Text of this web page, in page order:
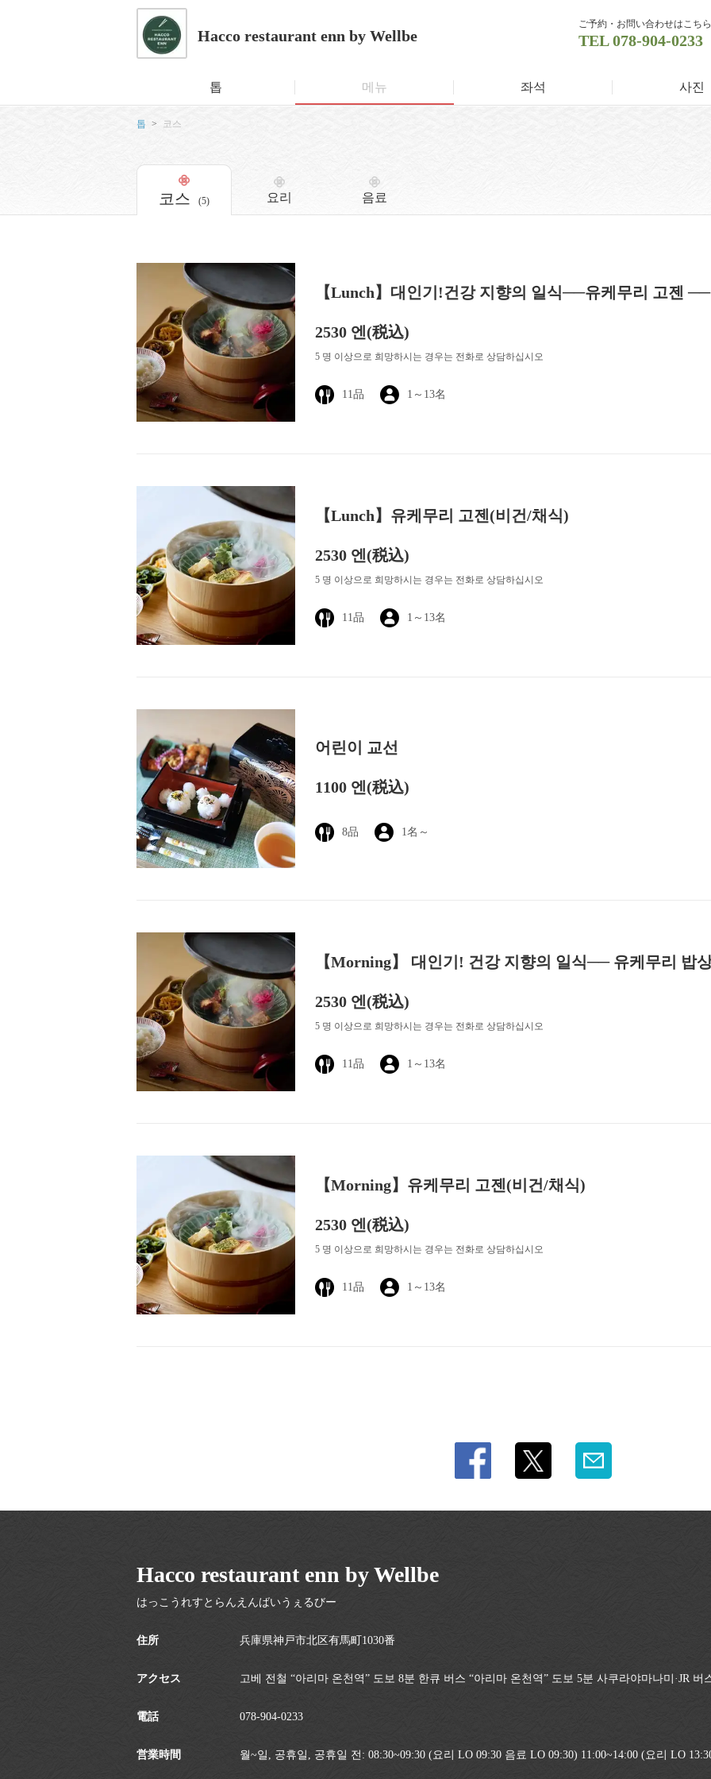
Hacco restaurant enn by Wellbe
ご予約・お問い合わせはこちら
TEL078-904-0233
톱 메뉴 좌석 사진
톱 코스
코스 (5) 요리 음료
【Lunch】대인기!건강 지향의 일식──유케무리 고젠 ──
2530 엔(税込)
5 명 이상으로 희망하시는 경우는 전화로 상담하십시오
11品 1～13名
【Lunch】유케무리 고젠(비건/채식)
2530 엔(税込)
5 명 이상으로 희망하시는 경우는 전화로 상담하십시오
11品 1～13名
어린이 교선
1100 엔 (税込)
8品 1名～
【Morning】 대인기! 건강 지향의 일식── 유케무리 밥
2530 엔(税込)
5 명 이상으로 희망하시는 경우는 전화로 상담하십시오
11品 1～13名
【Morning】유케무리 고젠(비건/채식)
2530 엔(税込)
5 명 이상으로 희망하시는 경우는 전화로 상담하십시오
11品 1～13名
Hacco restaurant enn by Wellbe
はっこうれすとらんえんばいうぇるびー
住所 兵庫県神戸市北区有馬町1030番
アクセス 고베 전철 “아리마 온천역” 도보 8분 한큐 버스 “아리마 온천역” 도보 5분 사쿠라야마나미·JR 버
電話 078-904-0233
営業時間 월~일, 공휴일, 공휴일 전: 08:30~09:30 (요리 LO 09:30 음료 LO 09:30) 11:00~14:00 (요리 LO